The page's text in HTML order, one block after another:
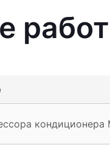
кондиционера